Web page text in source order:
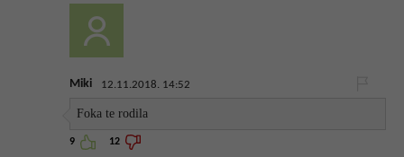
Miki 12.11.2018. 14:52
Foka te rodila
9 12